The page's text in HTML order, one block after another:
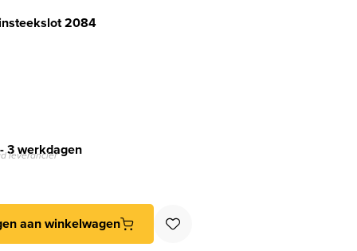
2084
3 werkdagen
leverancier
aan winkelwagen